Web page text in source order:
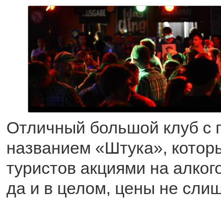
Отличный большой клуб с
названием «Штука»,
туристов акциями на
да и в целом, цены не